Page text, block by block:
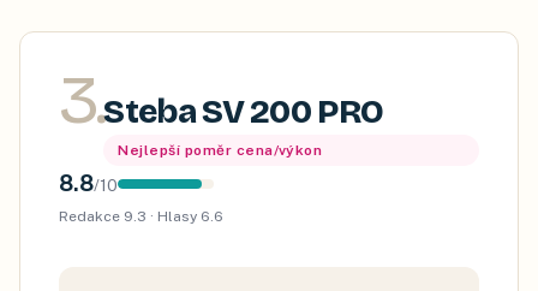
3.Steba SV 200 PRO
Nejlepší poměr cena/výkon
8.8/10
Redakce 9.3 · Hlasy 6.6